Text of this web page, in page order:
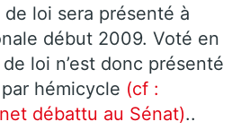
loi sera présenté à
début 2009. Voté en
loi n’est donc présenté
hémicycle (cf :
débattu au Sénat)..